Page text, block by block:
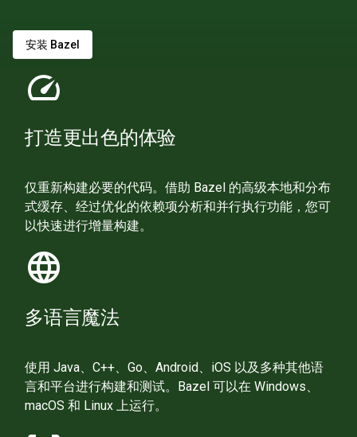
安装 Bazel
speed
打造更出色的体验
仅重新构建必要的代码。借助 Bazel 的高级本地和分布
式缓存、经过优化的依赖项分析和并行执行功能，您可
以快速进行增量构建。
language
多语言魔法
使用 Java、C++、Go、Android、iOS 以及多种其他语
言和平台进行构建和测试。Bazel 可以在 Windows、
macOS 和 Linux 上运行。